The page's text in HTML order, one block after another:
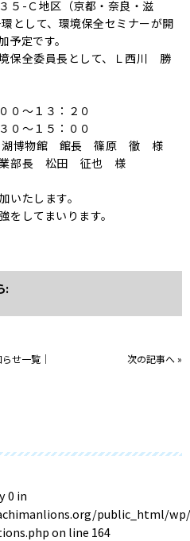
５-Ｃ地区（京都・奈良・滋
として、環境保全セミナーが開
定です。
保全委員長として、Ｌ西川 勝
～１３：２０
１５：００
湖博物館 館長 篠原 徹 様
業部長 松田 征也 様
いたします。
をしてまいります。
:
らせ一覧│ 次の記事へ»
0 in
public_html/
on line 164